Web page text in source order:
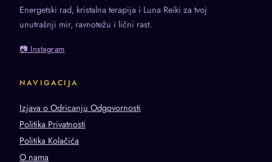
Energetski rad, kristalna terapija i Luna Reiki za tvoj
unutrašnji mir, ravnotežu i lični rast.
📷 Instagram
NAVIGACIJA
Izjava o Odricanju Odgovornosti
Politika Privatnosti
Politika Kolačića
O nama